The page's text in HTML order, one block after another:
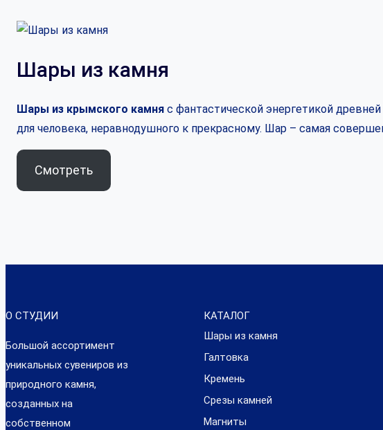
Шары из камня
Шары из крымского камня с фантастической энергетикой
для человека, неравнодушного к прекрасному. Шар – самая
Смотреть
О СТУДИИ
Большой ассортимент
уникальных сувениров из
природного камня,
созданных на
собственном
КАТАЛОГ
Шары из камня
Галтовка
Кремень
Срезы камней
Магниты